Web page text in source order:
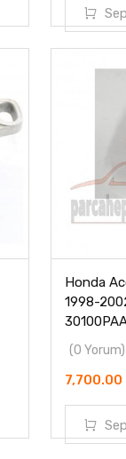
Honda
1998-
(0 Yorum)
7,700.00